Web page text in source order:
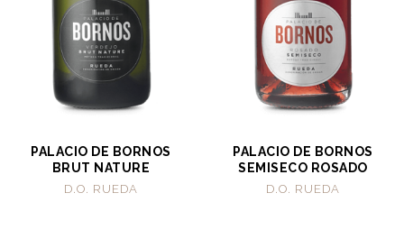
PALACIO DE BORNOS
BRUT NATURE
D.O. RUEDA
PALACIO DE BORNOS
SEMISECO ROSADO
D.O. RUEDA